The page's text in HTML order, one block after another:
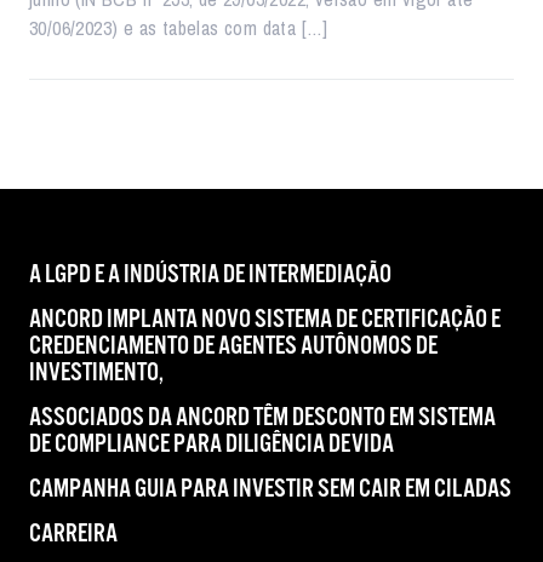
30/06/2023) e as tabelas com data […]
A LGPD E A INDÚSTRIA DE INTERMEDIAÇÃO
ANCORD IMPLANTA NOVO SISTEMA DE CERTIFICAÇÃO E
CREDENCIAMENTO DE AGENTES AUTÔNOMOS DE
INVESTIMENTO,
ASSOCIADOS DA ANCORD TÊM DESCONTO EM SISTEMA
DE COMPLIANCE PARA DILIGÊNCIA DEVIDA
CAMPANHA GUIA PARA INVESTIR SEM CAIR EM CILADAS
CARREIRA